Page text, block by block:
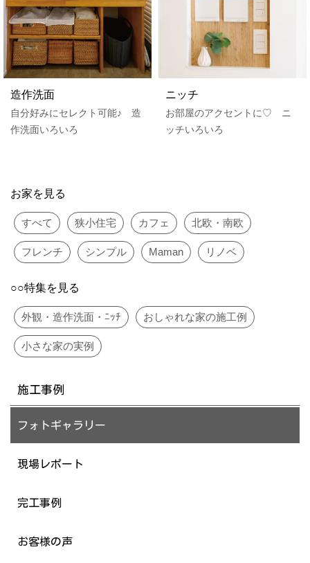
造作洗面
自分好みにセレクト可能♪ 造
作洗面いろいろ
ニッチ
お部屋のアクセントに♡ ニ
ッチいろいろ
お家を見る
すべて 狭小住宅 カフェ 北欧・南欧
フレンチ シンプル Maman リノベ
○○特集を見る
外観・造作洗面・ﾆｯﾁ おしゃれな家の施工例
小さな家の実例
施工事例
フォトギャラリー
現場レポート
完工事例
お客様の声